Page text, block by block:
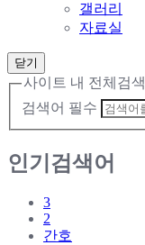
갤러리
자료실
닫기
사이트 내 전체검색
검색어 필수
인기검색어
3
2
간호